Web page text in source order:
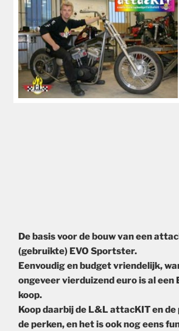
De basis voor de bouw van een
(gebruikte) EVO Sportster.
Eenvoudig en budget vriendelijk,
ongeveer vierduizend euro is al
koop.
Koop daarbij de L&L attacKIT en
de perken, en het is ook nog eens